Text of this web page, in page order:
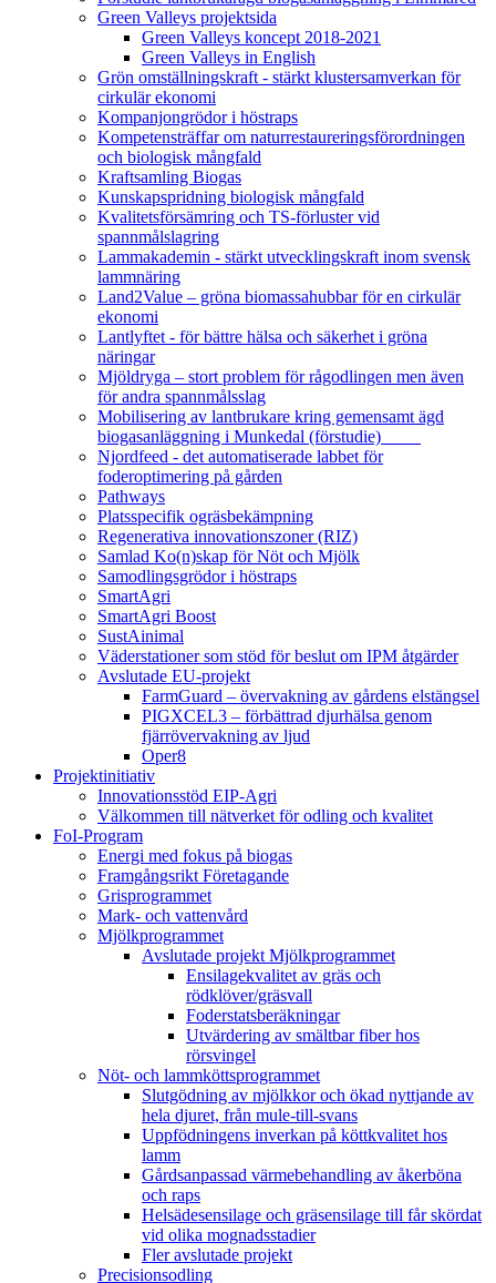
Green Valleys projektsida
Green Valleys koncept 2018-2021
Green Valleys in English
Grön omställningskraft - stärkt klustersamverkan för
cirkulär ekonomi
Kompanjongrödor i höstraps
Kompetensträffar om naturrestaureringsförordningen
och biologisk mångfald
Kraftsamling Biogas
Kunskapspridning biologisk mångfald
Kvalitetsförsämring och TS-förluster vid
spannmålslagring
Lammakademin - stärkt utvecklingskraft inom svensk
lammnäring
Land2Value – gröna biomassahubbar för en cirkulär
ekonomi
Lantlyftet - för bättre hälsa och säkerhet i gröna
näringar
Mjöldryga – stort problem för rågodlingen men även
för andra spannmålsslag
Mobilisering av lantbrukare kring gemensamt ägd
biogasanläggning i Munkedal (förstudie)
Njordfeed - det automatiserade labbet för
foderoptimering på gården
Pathways
Platsspecifik ogräsbekämpning
Regenerativa innovationszoner (RIZ)
Samlad Ko(n)skap för Nöt och Mjölk
Samodlingsgrödor i höstraps
SmartAgri
SmartAgri Boost
SustAinimal
Väderstationer som stöd för beslut om IPM åtgärder
Avslutade EU-projekt
FarmGuard – övervakning av gårdens elstängsel
PIGXCEL3 – förbättrad djurhälsa genom
fjärrövervakning av ljud
Oper8
Projektinitiativ
Innovationsstöd EIP-Agri
Välkommen till nätverket för odling och kvalitet
FoI-Program
Energi med fokus på biogas
Framgångsrikt Företagande
Grisprogrammet
Mark- och vattenvård
Mjölkprogrammet
Avslutade projekt Mjölkprogrammet
Ensilagekvalitet av gräs och
rödklöver/gräsvall
Foderstatsberäkningar
Utvärdering av smältbar fiber hos
rörsvingel
Nöt- och lammköttsprogrammet
Slutgödning av mjölkkor och ökad nyttjande av
hela djuret, från mule-till-svans
Uppfödningens inverkan på köttkvalitet hos
lamm
Gårdsanpassad värmebehandling av åkerböna
och raps
Helsädesensilage och gräsensilage till får skördat
vid olika mognadsstadier
Fler avslutade projekt
Precisionsodling